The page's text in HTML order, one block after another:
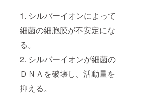
1. シルバーイオンによって
細菌の細胞膜が不安定にな
る。
2. シルバーイオンが細菌の
ＤＮＡを破壊し、活動量を
抑える。